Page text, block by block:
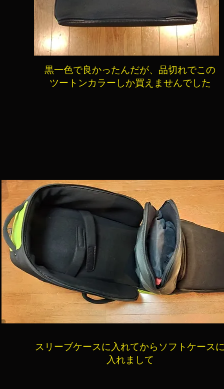
黒一色で良かったんだが、品切れでこの
ツートンカラーしか買えませんでした
スリーブケースに入れてからソフトケース
入れまして